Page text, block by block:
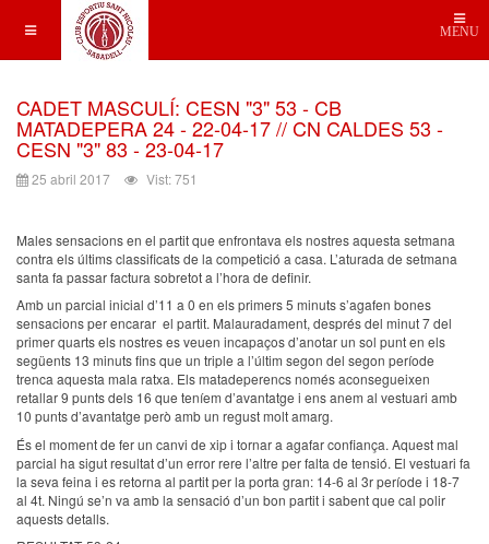
MENU
CADET MASCULÍ: CESN "3" 53 - CB
MATADEPERA 24 - 22-04-17 // CN CALDES 53 -
CESN "3" 83 - 23-04-17
25 abril 2017 Vist: 751
Males sensacions en el partit que enfrontava els nostres aquesta setmana
contra els últims classificats de la competició a casa. L’aturada de setmana
santa fa passar factura sobretot a l’hora de definir.
Amb un parcial inicial d’11 a 0 en els primers 5 minuts s’agafen bones
sensacions per encarar el partit. Malauradament, després del minut 7 del
primer quarts els nostres es veuen incapaços d’anotar un sol punt en els
següents 13 minuts fins que un triple a l’últim segon del segon període
trenca aquesta mala ratxa. Els matadeperencs només aconsegueixen
retallar 9 punts dels 16 que teníem d’avantatge i ens anem al vestuari amb
10 punts d’avantatge però amb un regust molt amarg.
És el moment de fer un canvi de xip i tornar a agafar confiança. Aquest mal
parcial ha sigut resultat d’un error rere l’altre per falta de tensió. El vestuari fa
la seva feina i es retorna al partit per la porta gran: 14-6 al 3r període i 18-7
al 4t. Ningú se’n va amb la sensació d’un bon partit i sabent que cal polir
aquests detalls.